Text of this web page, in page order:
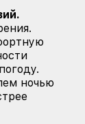
ночью